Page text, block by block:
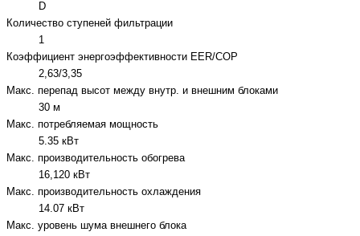
D
Количество ступеней фильтрации
1
Коэффициент энергоэффективности EER/COP
2,63/3,35
Макс. перепад высот между внутр. и внешним блоками
30 м
Макс. потребляемая мощность
5.35 кВт
Макс. производительность обогрева
16,120 кВт
Макс. производительность охлаждения
14.07 кВт
Макс. уровень шума внешнего блока